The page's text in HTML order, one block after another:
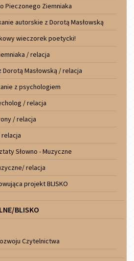
Pieczonego Ziemniaka
autorskie z Dorotą Masłowską
wieczorek poetycki!
/ relacja
Masłowską / relacja
z psychologiem
/ relacja
/ relacja
Słowno - Muzyczne
relacja
projekt BLISKO
BLISKO
Czytelnictwa